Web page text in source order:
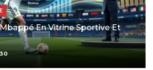
En Vitrine Sportive Et